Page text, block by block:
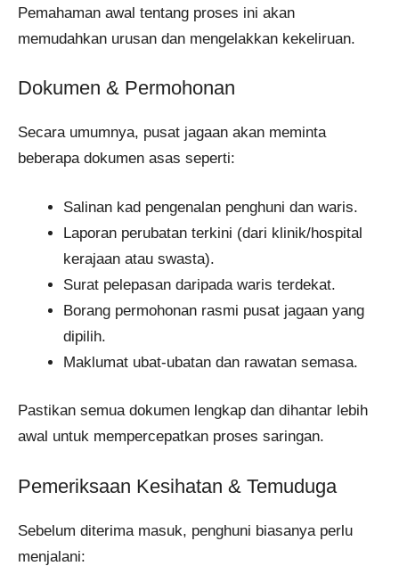
Pemahaman awal tentang proses ini akan
memudahkan urusan dan mengelakkan kekeliruan.
Dokumen & Permohonan
Secara umumnya, pusat jagaan akan meminta
beberapa dokumen asas seperti:
Salinan kad pengenalan penghuni dan waris.
Laporan perubatan terkini (dari klinik/hospital
kerajaan atau swasta).
Surat pelepasan daripada waris terdekat.
Borang permohonan rasmi pusat jagaan yang
dipilih.
Maklumat ubat-ubatan dan rawatan semasa.
Pastikan semua dokumen lengkap dan dihantar lebih
awal untuk mempercepatkan proses saringan.
Pemeriksaan Kesihatan & Temuduga
Sebelum diterima masuk, penghuni biasanya perlu
menjalani: